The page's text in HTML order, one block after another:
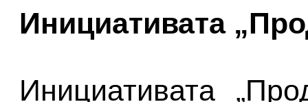
Инициативата
Инициативата